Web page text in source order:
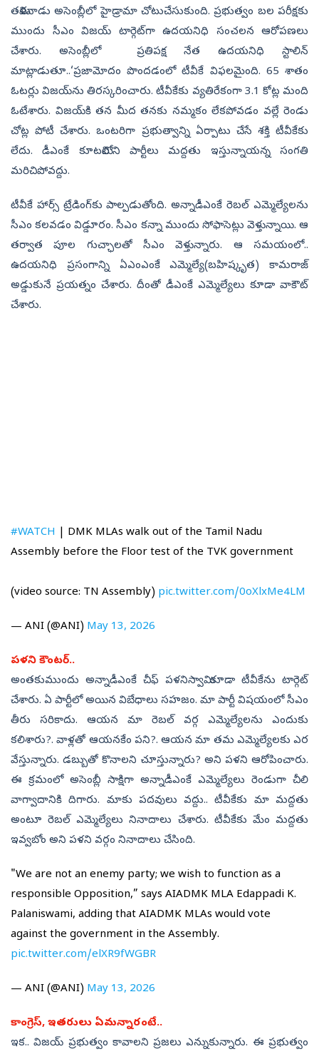
తమిళనాడు అసెంబ్లీలో హైడ్రామా చోటుచేసుకుంది. ప్రభుత్వం బల పరీక్షకు
ముందు సీఎం విజయ్‌ టార్గెట్‌గా ఉదయనిధి సంచలన ఆరోపణలు
చేశారు. అసెంబ్లీలో ప్రతిపక్ష నేత ఉదయనిధి స్టాలిన్‌
మాట్లాడుతూ..‘ప్రజామోదం పొందడంలో టీవీకే విఫలమైంది. 65 శాతం
ఓటర్లు విజయ్‌ను తిరస్కరించారు. టీవీకేకు వ్యతిరేకంగా 3.1 కోట్ల మంది
ఓటేశారు. విజయ్‌కి తన మీద తనకు నమ్మకం లేకపోవడం వల్లే రెండు
చోట్ల పోటీ చేశారు. ఒంటరిగా ప్రభుత్వాన్ని ఏర్పాటు చేసే శక్తి టీవీకేకు
లేదు. డీఎంకే కూటమిలోని పార్టీలు మద్దతు ఇస్తున్నాయన్న సంగతి
మరిచిపోవద్దు.
టీవీకే హార్స్‌ ట్రేడింగ్‌కు పాల్పడుతోంది. అన్నాడీఎంకే రెబల్‌ ఎమ్మెల్యేలను
సీఎం కలవడం విడ్డూరం. సీఎం కన్నా ముందు సోఫాసెట్లు వెళ్తున్నాయి. ఆ
తర్వాత పూల గుచ్ఛాలతో సీఎం వెళ్తున్నారు. ఆ సమయంలో..
ఉదయనిధి ప్రసంగాన్ని ఏఎంఎంకే ఎమ్మెల్యే(బహిష్కృత) కామరాజ్‌
అడ్డుకునే ప్రయత్నం చేశారు. దీంతో డీఎంకే ఎమ్మెల్యేలు కూడా వాకౌట్‌
చేశారు.
#WATCH | DMK MLAs walk out of the Tamil Nadu
Assembly before the Floor test of the TVK government
(video source: TN Assembly) pic.twitter.com/0oXlxMe4LM
— ANI (@ANI) May 13, 2026
పళని కౌంటర్‌..
అంతకుముందు అన్నాడీఎంకే చీఫ్‌ పళనిస్వామి కూడా టీవీకేను టార్గెట్‌
చేశారు. ఏ పార్టీలో అయిన విబేధాలు సహజం. మా పార్టీ విషయంలో సీఎం
తీరు సరికాదు. ఆయన మా రెబల్‌ వర్గ ఎమ్మెల్యేలను ఎందుకు
కలిశారు?. వాళ్లతో ఆయనకేం పని?. ఆయన మా తమ ఎమ్మెల్యేలకు ఎర
వేస్తున్నారు. డబ్బుతో కొనాలని చూస్తున్నారు? అని పళని ఆరోపించారు.
ఈ క్రమంలో అసెంబ్లీ సాక్షిగా అన్నాడీఎంకే ఎమ్మెల్యేలు రెండుగా చీలి
వాగ్వాదానికి దిగారు. మాకు పదవులు వద్దు.. టీవీకేకు మా మద్దతు
అంటూ రెబల్‌ ఎమ్మెల్యేలు నినాదాలు చేశారు. టీవీకేకు మేం మద్దతు
ఇవ్వబోం అని పళని వర్గం నినాదాలు చేసింది.
"We are not an enemy party; we wish to function as a
responsible Opposition,” says AIADMK MLA Edappadi K.
Palaniswami, adding that AIADMK MLAs would vote
against the government in the Assembly.
pic.twitter.com/elXR9fWGBR
— ANI (@ANI) May 13, 2026
కాంగ్రెస్‌, ఇతరులు ఏమన్నారంటే..
ఇక.. విజయ్‌ ప్రభుత్వం కావాలని ప్రజలు ఎన్నుకున్నారు. ఈ ప్రభుత్వం